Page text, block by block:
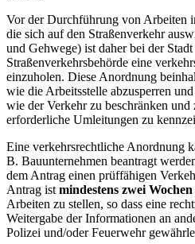
Vor der Durchführung von Arbeiten
die sich auf den Straßenverkehr
und Gehwege) ist daher bei der
Straßenverkehrsbehörde eine
einzuholen. Diese Anordnung
wie die Arbeitsstelle abzusperren
wie der Verkehr zu beschränken
erforderliche Umleitungen zu
Eine verkehrsrechtliche Anordnung
B. Bauunternehmen beantragt
dem Antrag einen prüffähigen
Antrag ist mindestens zwei
Arbeiten zu stellen, so dass eine
Weitergabe der Informationen an
Polizei und/oder Feuerwehr